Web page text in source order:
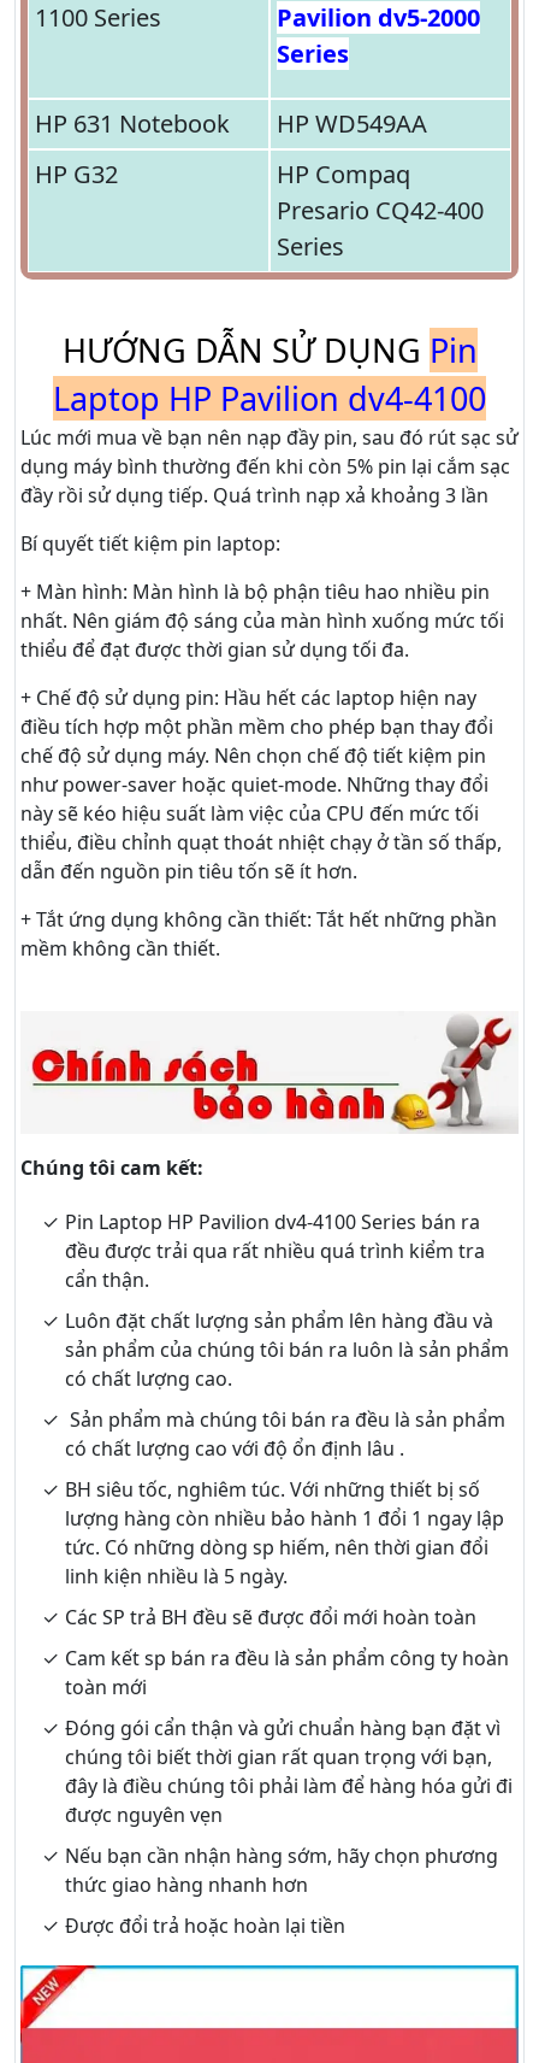
1100 Series
Pavilion dv5-2000
Series
HP 631 Notebook
HP WD549AA
HP G32
HP Compaq
Presario CQ42-400
Series
HƯỚNG DẪN SỬ DỤNG Pin
Laptop HP Pavilion dv4-4100
Lúc mới mua về bạn nên nạp đầy pin, sau đó rút sạc sử
dụng máy bình thường đến khi còn 5% pin lại cắm sạc
đầy rồi sử dụng tiếp. Quá trình nạp xả khoảng 3 lần
Bí quyết tiết kiệm pin laptop:
+ Màn hình: Màn hình là bộ phận tiêu hao nhiều pin
nhất. Nên giám độ sáng của màn hình xuống mức tối
thiểu để đạt được thời gian sử dụng tối đa.
+ Chế độ sử dụng pin: Hầu hết các laptop hiện nay
điều tích hợp một phần mềm cho phép bạn thay đổi
chế độ sử dụng máy. Nên chọn chế độ tiết kiệm pin
như power-saver hoặc quiet-mode. Những thay đổi
này sẽ kéo hiệu suất làm việc của CPU đến mức tối
thiểu, điều chỉnh quạt thoát nhiệt chạy ở tần số thấp,
dẫn đến nguồn pin tiêu tốn sẽ ít hơn.
+ Tắt ứng dụng không cần thiết: Tắt hết những phần
mềm không cần thiết.
Chúng tôi cam kết:
Pin Laptop HP Pavilion dv4-4100 Series bán ra
đều được trải qua rất nhiều quá trình kiểm tra
cẩn thận.
Luôn đặt chất lượng sản phẩm lên hàng đầu và
sản phẩm của chúng tôi bán ra luôn là sản phẩm
có chất lượng cao.
Sản phẩm mà chúng tôi bán ra đều là sản phẩm
có chất lượng cao với độ ổn định lâu .
BH siêu tốc, nghiêm túc. Với những thiết bị số
lượng hàng còn nhiều bảo hành 1 đổi 1 ngay lập
tức. Có những dòng sp hiếm, nên thời gian đổi
linh kiện nhiều là 5 ngày.
Các SP trả BH đều sẽ được đổi mới hoàn toàn
Cam kết sp bán ra đều là sản phẩm công ty hoàn
toàn mới
Đóng gói cẩn thận và gửi chuẩn hàng bạn đặt vì
chúng tôi biết thời gian rất quan trọng với bạn,
đây là điều chúng tôi phải làm để hàng hóa gửi đi
được nguyên vẹn
Nếu bạn cần nhận hàng sớm, hãy chọn phương
thức giao hàng nhanh hơn
Được đổi trả hoặc hoàn lại tiền